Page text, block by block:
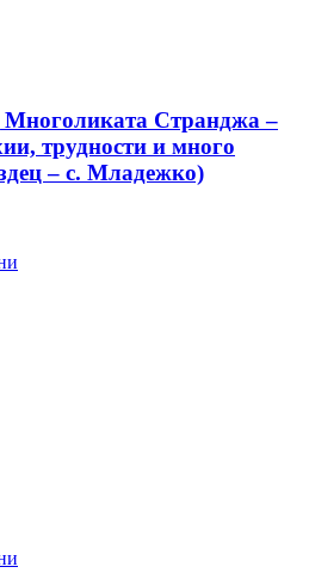
Многоликата Странджа –
трудности и много
– с. Младежко)